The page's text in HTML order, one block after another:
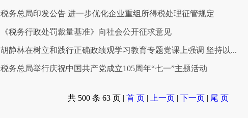
税务总局印发公告 进一步优化企业重组所得税处理征管规定
《税务行政处罚裁量基准》向社会公开征求意见
胡静林在树立和践行正确政绩观学习教育专题党课上强调 坚持以...
税务总局举行庆祝中国共产党成立105周年“七一”主题活动
共 500 条 63 页 | 首 页 | 上一页 | 下一页 | 尾 页